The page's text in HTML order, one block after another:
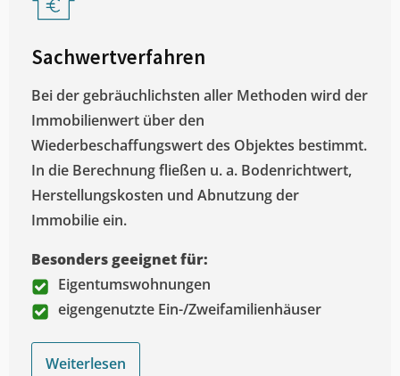
Sachwertverfahren
Bei der gebräuchlichsten aller Methoden wird der
Immobilienwert über den
Wiederbeschaffungswert des Objektes bestimmt.
In die Berechnung fließen u. a. Bodenrichtwert,
Herstellungskosten und Abnutzung der
Immobilie ein.
Besonders geeignet für:
Eigentumswohnungen
eigengenutzte Ein-/Zweifamilienhäuser
Weiterlesen